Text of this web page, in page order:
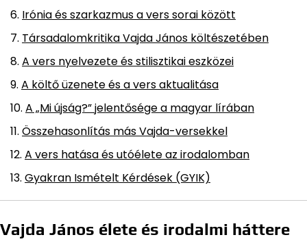
Irónia és szarkazmus a vers sorai között
Társadalomkritika Vajda János költészetében
A vers nyelvezete és stilisztikai eszközei
A költő üzenete és a vers aktualitása
A „Mi újság?” jelentősége a magyar lírában
Összehasonlítás más Vajda-versekkel
A vers hatása és utóélete az irodalomban
Gyakran Ismételt Kérdések (GYIK)
Vajda János élete és irodalmi háttere